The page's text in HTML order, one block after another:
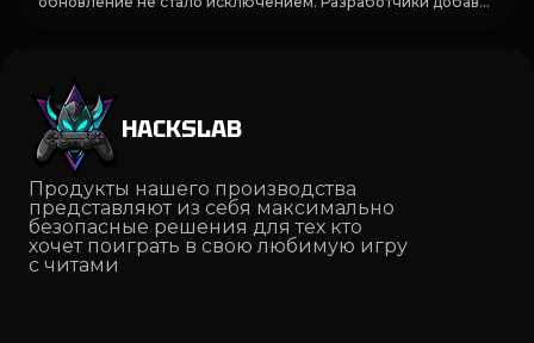
HACKSLAB
Продукты нашего производства
представляют из себя максимально
безопасные решения для тех кто
хочет поиграть в свою любимую игру
с читами